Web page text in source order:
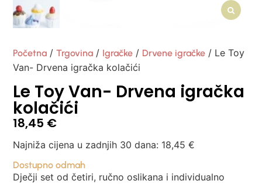
Početna /Trgovina / Igračke / Drvene igračke / Le Toy
Van- Drvena igračka kolačići
Le Toy Van- Drvena igračka
kolačići
18,45 €
Najniža cijena u zadnjih 30 dana: 18,45€
Dostupno odmah
Dječji set od četiri, ručno oslikana i individualno